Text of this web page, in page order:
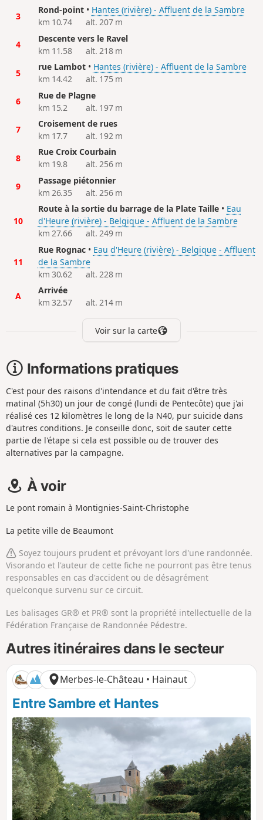
3
Rond-point• Hantes (rivière) - Affluent de la Sambre
km 10.74
alt. 207 m
4
Descente vers le Ravel
km 11.58
alt. 218 m
5
rue Lambot• Hantes (rivière) - Affluent de la Sambre
km 14.42
alt. 175 m
6
Rue de Plagne
km 15.2
alt. 197 m
7
Croisement de rues
km 17.7
alt. 192 m
8
Rue Croix Courbain
km 19.8
alt. 256 m
9
Passage piétonnier
km 26.35
alt. 256 m
10
Route à la sortie du barrage de la Plate Taille• Eau
d'Heure (rivière) - Belgique - Affluent de la Sambre
km 27.66
alt. 249 m
11
Rue Rognac• Eau d'Heure (rivière) - Belgique - Affluent
de la Sambre
km 30.62
alt. 228 m
A
Arrivée
km 32.57
alt. 214 m
Voir sur la carte
Informations pratiques
C'est pour des raisons d'intendance et du fait d'être très
matinal (5h30) un jour de congé (lundi de Pentecôte) que j'ai
réalisé ces 12 kilomètres le long de la N40, pur suicide dans
d'autres conditions. Je conseille donc, soit de sauter cette
partie de l'étape si cela est possible ou de trouver des
alternatives par la campagne.
À voir
Le pont romain à Montignies-Saint-Christophe
La petite ville de Beaumont
Soyez toujours prudent et prévoyant lors d'une randonnée.
Visorando et l'auteur de cette fiche ne pourront pas être tenus
responsables en cas d'accident ou de désagrément
quelconque survenu sur ce circuit.
Les balisages GR® et PR® sont la propriété intellectuelle de la
Fédération Française de Randonnée Pédestre.
Autres itinéraires dans le secteur
Merbes-le-Château • Hainaut
Entre Sambre et Hantes